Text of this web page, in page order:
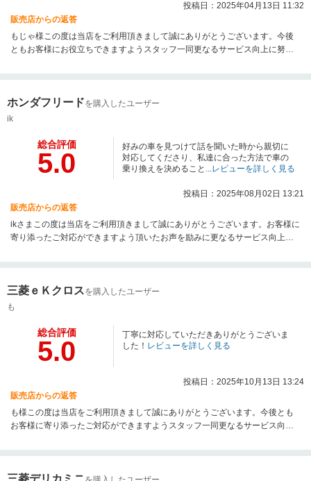
投稿日：2025年04月13日 11:32
販売店からの返答
もじゃ様この度は当店をご利用頂きまして誠にありがとうございます。今後
ともお客様にお役立ちできますようスタッフ一同更なるサービス向上に努め
ホンダフリードを購入したユーザー
ik
総合評価
5.0
好みの車を見つけて話を聞いた時から親切に
対応してくださり、私達に合った方法で車の
乗り換えを決めること...レビューを詳しく見る
投稿日：2025年08月02日 13:21
販売店からの返答
ikさまこの度は当店をご利用頂きまして誠にありがとうございます。お客様に
寄り添ったご対応ができますよう頂いたお声を励みに更なるサービス向上に
三菱ｅＫクロスを購入したユーザー
も
総合評価
5.0
丁寧に対応していただきありがとうございま
した！ レビューを詳しく見る
投稿日：2025年10月13日 13:24
販売店からの返答
も様この度は当店をご利用頂きまして誠にありがとうございます。今後とも
お客様に寄り添ったご対応ができますようスタッフ一同更なるサービス向上
三菱デリカミニ